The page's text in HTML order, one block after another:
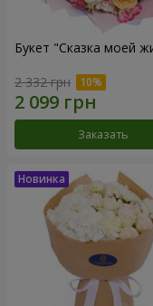
Букет "Сказка моей
2 332 грн
Заказать